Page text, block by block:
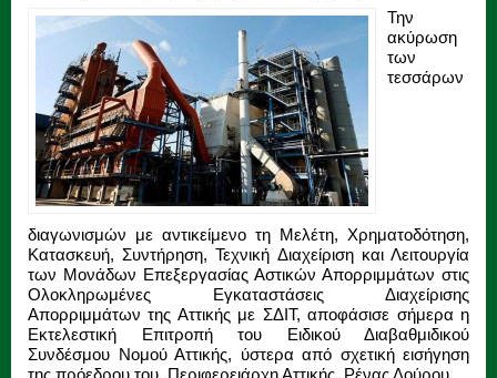
Την
ακύρωση
των
τεσσάρων
διαγωνισμών με αντικείμενο τη Μελέτη, Χρηματοδότηση,
Κατασκευή, Συντήρηση, Τεχνική Διαχείριση και Λειτουργία
των Μονάδων Επεξεργασίας Αστικών Απορριμμάτων στις
Ολοκληρωμένες Εγκαταστάσεις Διαχείρισης
Απορριμμάτων της Αττικής με ΣΔΙΤ, αποφάσισε σήμερα η
Εκτελεστική Επιτροπή του Ειδικού Διαβαθμιδικού
Συνδέσμου Νομού Αττικής, ύστερα από σχετική εισήγηση
της πρόεδρου του, Περιφερειάρχη Αττικής, Ρένας Δούρου.